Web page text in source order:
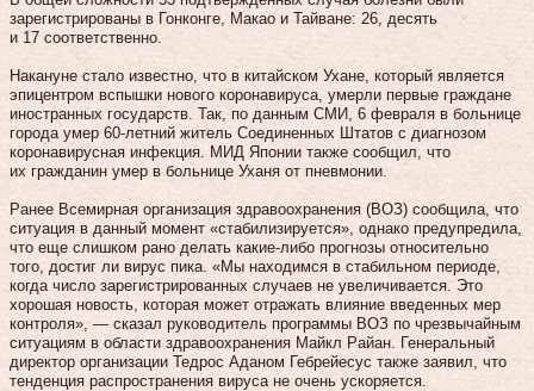
зарегистрированы в Гонконге, Макао и Тайване: 26, десять
и 17 соответственно.
Накануне стало известно, что в китайском Ухане, который является
эпицентром вспышки нового коронавируса, умерли первые граждане
иностранных государств. Так, по данным СМИ, 6 февраля в больнице
города умер 60-летний житель Соединенных Штатов с диагнозом
коронавирусная инфекция. МИД Японии также сообщил, что
их гражданин умер в больнице Уханя от пневмонии.
Ранее Всемирная организация здравоохранения (ВОЗ) сообщила, что
ситуация в данный момент «стабилизируется», однако предупредила,
что еще слишком рано делать какие-либо прогнозы относительно
того, достиг ли вирус пика. «Мы находимся в стабильном периоде,
когда число зарегистрированных случаев не увеличивается. Это
хорошая новость, которая может отражать влияние введенных мер
контроля», — сказал руководитель программы ВОЗ по чрезвычайным
ситуациям в области здравоохранения Майкл Райан. Генеральный
директор организации Тедрос Аданом Гебрейесус также заявил, что
тенденция распространения вируса не очень ускоряется.